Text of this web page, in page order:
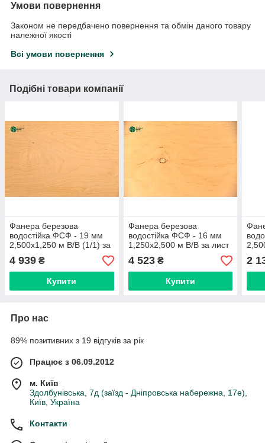
Умови повернення
Законом не передбачено повернення та обмін даного товару
належної якості
Всі умови повернення
Подібні товари компанії
Фанера березова
водостійка ФСФ - 19 мм
2,500х1,250 м В/В (1/1) за
4 939 ₴
Купити
Фанера березова
водостійка ФСФ - 16 мм
1,250х2,500 м В/В за лист
4 523₴
Купити
2
Про нас
89% позитивних з 19 відгуків за рік
Працює з 06.09.2012
м. Київ
Здолбунівська, 7д (заїзд - Дніпровська набережна, 17е),
Київ, Україна
Контакти